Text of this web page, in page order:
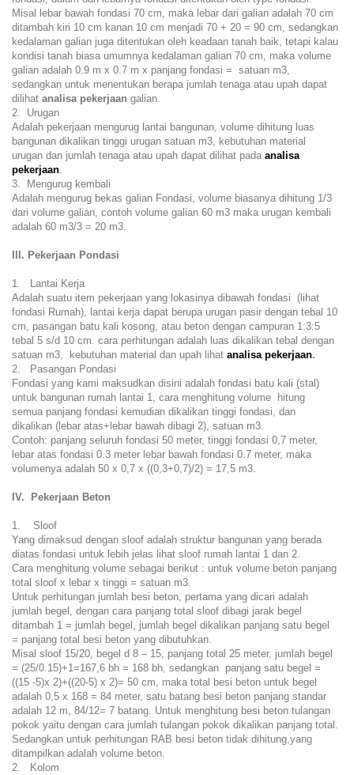
Misal lebar bawah fondasi 70 cm, maka lebar dari galian adalah 70 cm
ditambah kiri 10 cm kanan 10 cm menjadi 70 + 20 = 90 cm, sedangkan
kedalaman galian juga ditentukan oleh keadaan tanah baik, tetapi kalau
kondisi tanah biasa umumnya kedalaman galian 70 cm, maka volume
galian adalah 0.9 m x 0.7 m x panjang fondasi = satuan m3,
sedangkan untuk menentukan berapa jumlah tenaga atau upah dapat
dilihat analisa pekerjaan galian.
2. Urugan
Adalah pekerjaan mengurug lantai bangunan, volume dihitung luas
bangunan dikalikan tinggi urugan satuan m3, kebutuhan material
urugan dan jumlah tenaga atau upah dapat dilihat pada analisa
pekerjaan.
3. Mengurug kembali
Adalah mengurug bekas galian Fondasi, volume biasanya dihitung 1/3
dari volume galian, contoh volume galian 60 m3 maka urugan kembali
adalah 60 m3/3 = 20 m3.
III. Pekerjaan Pondasi
1. Lantai Kerja
Adalah suatu item pekerjaan yang lokasinya dibawah fondasi (lihat
fondasi Rumah), lantai kerja dapat berupa urugan pasir dengan tebal 10
cm, pasangan batu kali kosong, atau beton dengan campuran 1:3:5
tebal 5 s/d 10 cm. cara perhitungan adalah luas dikalikan tebal dengan
satuan m3, kebutuhan material dan upah lihat analisa pekerjaan.
2. Pasangan Pondasi
Fondasi yang kami maksudkan disini adalah fondasi batu kali (stal)
untuk bangunan rumah lantai 1, cara menghitung volume hitung
semua panjang fondasi kemudian dikalikan tinggi fondasi, dan
dikalikan (lebar atas+lebar bawah dibagi 2), satuan m3.
Contoh: panjang seluruh fondasi 50 meter, tinggi fondasi 0,7 meter,
lebar atas fondasi 0.3 meter lebar bawah fondasi 0.7 meter, maka
volumenya adalah 50 x 0,7 x ((0,3+0,7)/2) = 17,5 m3.
IV. Pekerjaan Beton
1. Sloof
Yang dimaksud dengan sloof adalah struktur bangunan yang berada
diatas fondasi untuk lebih jelas lihat sloof rumah lantai 1 dan 2.
Cara menghitung volume sebagai berikut : untuk volume beton panjang
total sloof x lebar x tinggi = satuan m3.
Untuk perhitungan jumlah besi beton, pertama yang dicari adalah
jumlah begel, dengan cara panjang total sloof dibagi jarak begel
ditambah 1 = jumlah begel, jumlah begel dikalikan panjang satu begel
= panjang total besi beton yang dibutuhkan.
Misal sloof 15/20, begel d 8 – 15, panjang total 25 meter, jumlah begel
= (25/0.15)+1=167,6 bh = 168 bh, sedangkan panjang satu begel =
((15 -5)x 2)+((20-5) x 2)= 50 cm, maka total besi beton untuk begel
adalah 0,5 x 168 = 84 meter, satu batang besi beton panjang standar
adalah 12 m, 84/12= 7 batang. Untuk menghitung besi beton tulangan
pokok yaitu dengan cara jumlah tulangan pokok dikalikan panjang total.
Sedangkan untuk perhitungan RAB besi beton tidak dihitung,yang
ditampilkan adalah volume beton.
2. Kolom